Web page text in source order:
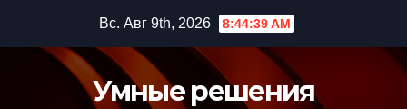
содержимому
Вс. Авг 9th, 2026 8:44:41 AM
Умные решения